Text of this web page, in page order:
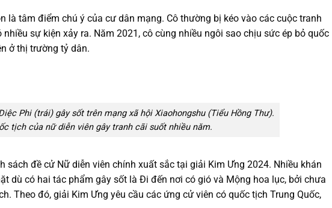
là tâm điểm chú ý của cư dân mạng. Cô thường bị kéo vào các cuộc tranh
sự kiện xảy ra. Năm 2021, cô cùng nhiều ngôi sao chịu sức ép bỏ quốc
ở thị trường tỷ dân.
Phi (trái) gây sốt trên mạng xã hội Xiaohongshu (Tiểu Hồng Thư).
tịch của nữ diễn viên gây tranh cãi suốt nhiều năm.
sách đề cử Nữ diễn viên chính xuất sắc tại giải Kim Ưng 2024. Nhiều khán
dù có hai tác phẩm gây sốt là Đi đến nơi có gió và Mộng hoa lục, bởi chưa
Theo đó, giải Kim Ưng yêu cầu các ứng cử viên có quốc tịch Trung Quốc,